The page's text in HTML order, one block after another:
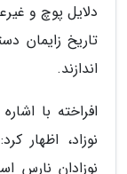
دلایل پوچ و
تاریخ زایمان
اندازند.
افراخته با
نوزاد، اظهار
نوزادان نارس